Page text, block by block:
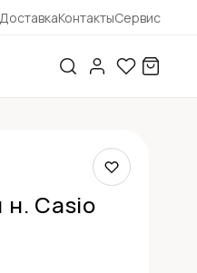
КонтактыСервис
Casio